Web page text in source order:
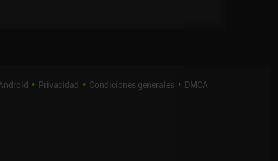
Privacidad Condiciones generales DMCA